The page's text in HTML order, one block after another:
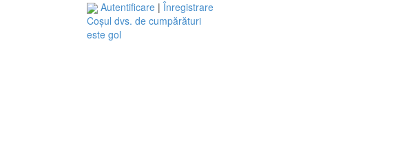
Autentificare | Înregistrare
Coșul dvs. de cumpărături
este gol